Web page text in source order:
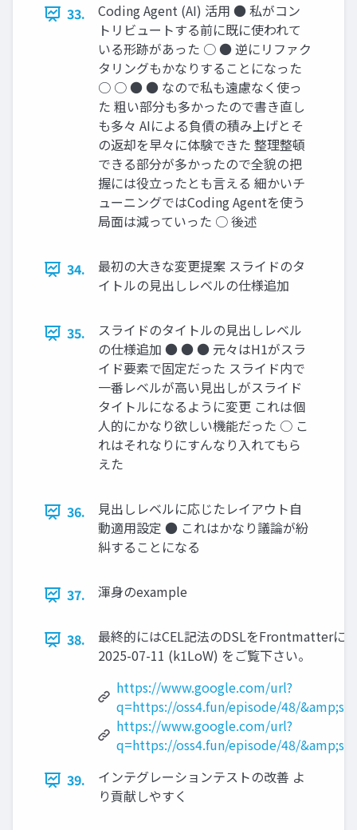
33.
Coding Agent (AI) 活用 ● 私がコン
トリビュートする前に既に使われて
いる形跡があった ○ ● 逆にリファク
タリングもかなりすることになった
○ ○ ● ● なので私も遠慮なく使っ
た 粗い部分も多かったので書き直し
も多々 AIによる負債の積み上げとそ
の返却を早々に体験できた 整理整頓
できる部分が多かったので全貌の把
握には役立ったとも言える 細かいチ
ューニングではCoding Agentを使う
局面は減っていった ○ 後述
34.
最初の大きな変更提案 スライドのタ
イトルの見出しレベルの仕様追加
35.
スライドのタイトルの見出しレベル
の仕様追加 ● ● ● 元々はH1がスラ
イド要素で固定だった スライド内で
一番レベルが高い見出しがスライド
タイトルになるように変更 これは個
人的にかなり欲しい機能だった ○ こ
れはそれなりにすんなり入れてもら
えた
36.
見出しレベルに応じたレイアウト自
動適用設定 ● これはかなり議論が紛
糾することになる
37. 渾身のexample
38.
最終的にはCEL記法のDSLをFrontmatterに
2025-07-11 (k1LoW) をご覧下さい。
https://www.google.com/url?
q=https://oss4.fun/episode/48/
https://www.google.com/url?
q=https://oss4.fun/episode/48/
39.
インテグレーションテストの改善 よ
り貢献しやすく